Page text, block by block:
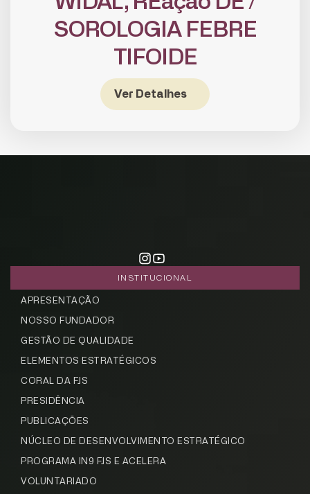
SOROLOGIA FEBRE
TIFOIDE
Ver Detalhes
INSTITUCIONAL
APRESENTAÇÃO
NOSSO FUNDADOR
GESTÃO DE QUALIDADE
ELEMENTOS ESTRATÉGICOS
CORAL DA FJS
PRESIDÊNCIA
PUBLICAÇÕES
NÚCLEO DE DESENVOLVIMENTO ESTRATÉGICO
PROGRAMA IN9 FJS E ACELERA
VOLUNTARIADO
CADASTRE-SE